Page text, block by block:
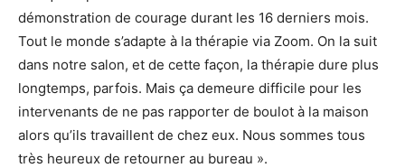
démonstration de courage durant les 16 derniers mois.
Tout le monde s’adapte à la thérapie via Zoom. On la suit
dans notre salon, et de cette façon, la thérapie dure plus
longtemps, parfois. Mais ça demeure difficile pour les
intervenants de ne pas rapporter de boulot à la maison
alors qu’ils travaillent de chez eux. Nous sommes tous
très heureux de retourner au bureau ».